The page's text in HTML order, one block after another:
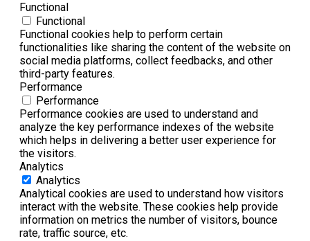
Functional
Functional
Functional cookies help to perform certain
functionalities like sharing the content of the website on
social media platforms, collect feedbacks, and other
third-party features.
Performance
Performance
Performance cookies are used to understand and
analyze the key performance indexes of the website
which helps in delivering a better user experience for
the visitors.
Analytics
Analytics
Analytical cookies are used to understand how visitors
interact with the website. These cookies help provide
information on metrics the number of visitors, bounce
rate, traffic source, etc.